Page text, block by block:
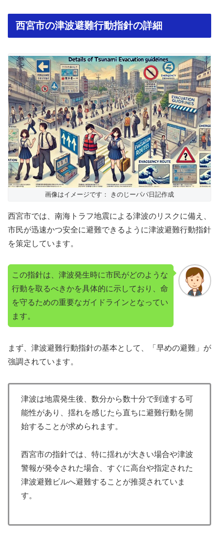
西宮市の津波避難行動指針の詳細
画像はイメージです： きのじーパパ日記作成
西宮市では、南海トラフ地震による津波のリスクに備え、
市民が迅速かつ安全に避難できるように津波避難行動指針
を策定しています。
この指針は、津波発生時に市民がどのような
行動を取るべきかを具体的に示しており、命
を守るための重要なガイドラインとなってい
ます。
まず、津波避難行動指針の基本として、「早めの避難」が
強調されています。
津波は地震発生後、数分から数十分で到達する可
能性があり、揺れを感じたら直ちに避難行動を開
始することが求められます。
西宮市の指針では、特に揺れが大きい場合や津波
警報が発令された場合、すぐに高台や指定された
津波避難ビルへ避難することが推奨されていま
す。